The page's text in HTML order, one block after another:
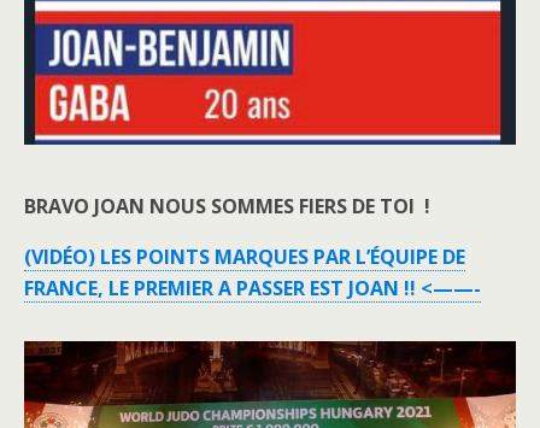
BRAVO JOAN NOUS SOMMES FIERS DE TOI !
(VIDÉO) LES POINTS MARQUES PAR L’ÉQUIPE DE
FRANCE, LE PREMIER A PASSER EST JOAN !! <——-